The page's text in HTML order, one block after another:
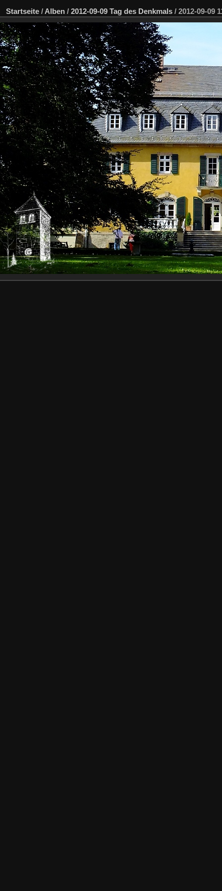
Startseite / Alben / 2012-09-09 Tag des Denkmals / 2012-09-09